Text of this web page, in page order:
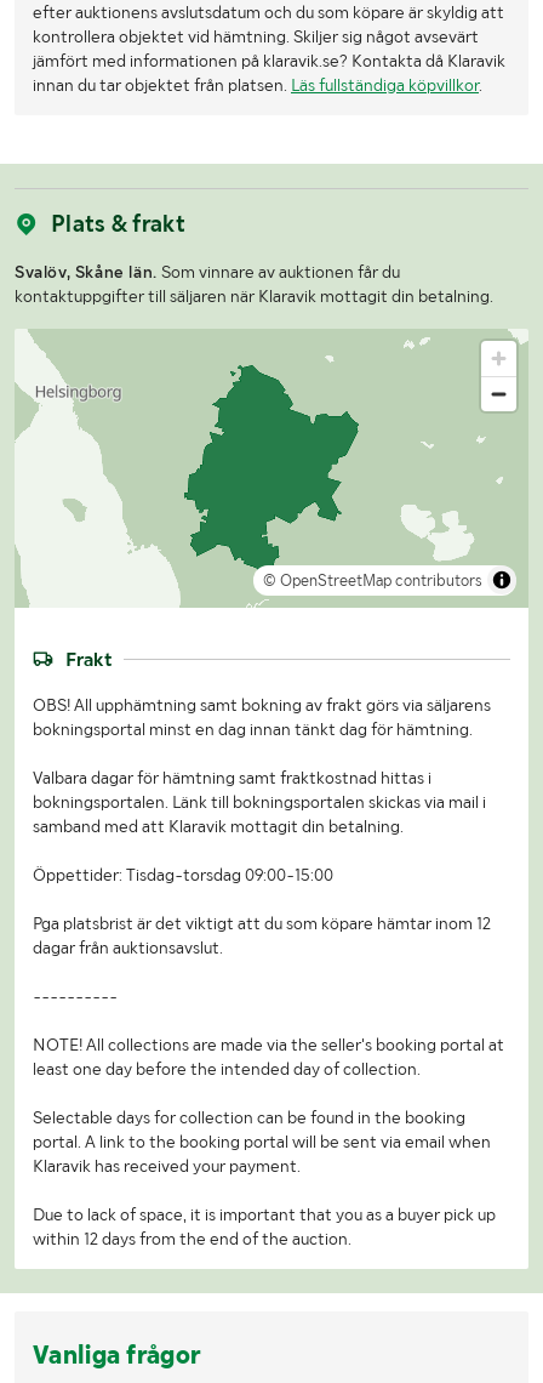
efter auktionens avslutsdatum och du som köpare är skyldig att
kontrollera objektet vid hämtning. Skiljer sig något avsevärt
jämfört med informationen på klaravik.se? Kontakta då Klaravik
innan du tar objektet från platsen. Läs fullständiga köpvillkor.
Plats & frakt
Svalöv, Skåne län. Som vinnare av auktionen får du
kontaktuppgifter till säljaren när Klaravik mottagit din betalning.
© OpenStreetMap contributors
Frakt
OBS! All upphämtning samt bokning av frakt görs via säljarens
bokningsportal minst en dag innan tänkt dag för hämtning.
Valbara dagar för hämtning samt fraktkostnad hittas i
bokningsportalen. Länk till bokningsportalen skickas via mail i
samband med att Klaravik mottagit din betalning.
Öppettider: Tisdag-torsdag 09:00-15:00
Pga platsbrist är det viktigt att du som köpare hämtar inom 12
dagar från auktionsavslut.
----------
NOTE! All collections are made via the seller's booking portal at
least one day before the intended day of collection.
Selectable days for collection can be found in the booking
portal. A link to the booking portal will be sent via email when
Klaravik has received your payment.
Due to lack of space, it is important that you as a buyer pick up
within 12 days from the end of the auction.
Vanliga frågor